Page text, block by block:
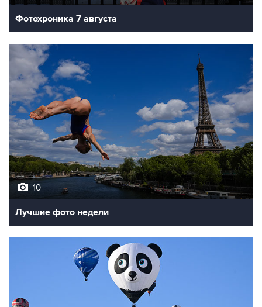
Фотохроника 7 августа
10
Лучшие фото недели